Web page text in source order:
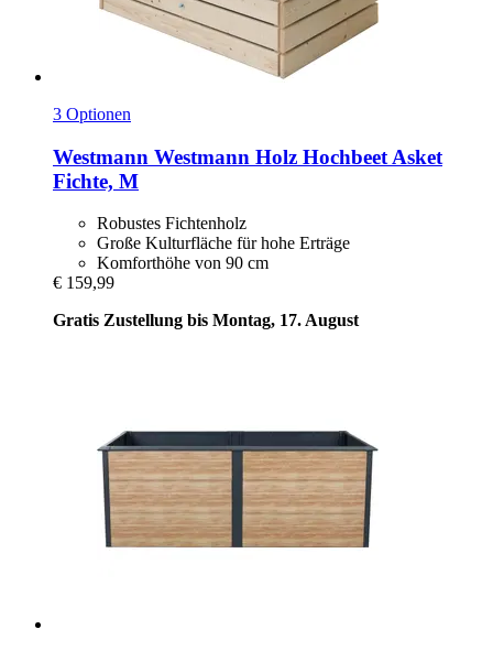
3 Optionen
Westmann Westmann Holz Hochbeet Asket
Fichte, M
Robustes Fichtenholz
Große Kulturfläche für hohe Erträge
Komforthöhe von 90 cm
€ 159,99
Gratis Zustellung bis Montag, 17. August